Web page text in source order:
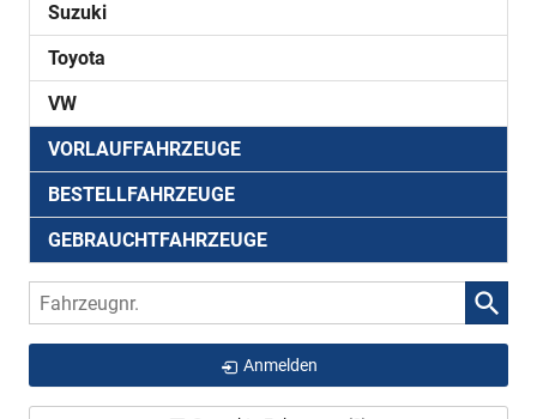
Suzuki
Toyota
VW
VORLAUFFAHRZEUGE
BESTELLFAHRZEUGE
GEBRAUCHTFAHRZEUGE
Fahrzeugnr.
Anmelden